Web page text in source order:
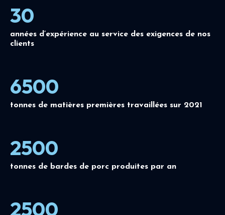
30
années d’expérience au service des exigences de nos
clients
6500
tonnes de matières premières travaillées sur 2021
2500
tonnes de bardes de porc produites par an
2500